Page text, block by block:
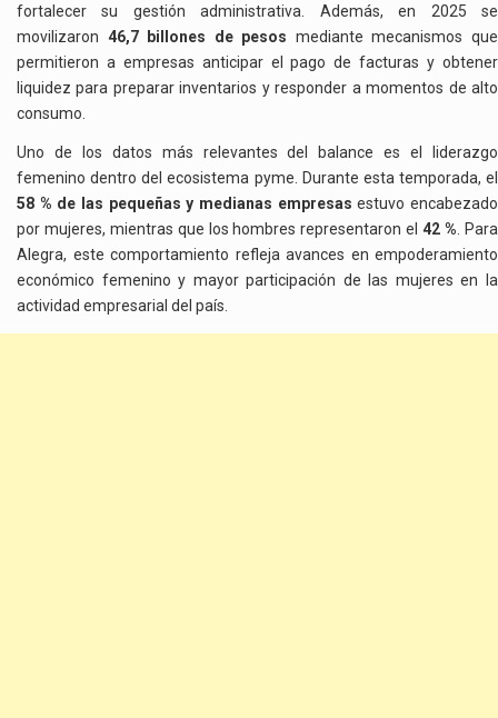
fortalecer su gestión administrativa. Además, en 2025 se
movilizaron 46,7 billones de pesos mediante mecanismos que
permitieron a empresas anticipar el pago de facturas y obtener
liquidez para preparar inventarios y responder a momentos de alto
consumo.
Uno de los datos más relevantes del balance es el liderazgo
femenino dentro del ecosistema pyme. Durante esta temporada, el
58 % de las pequeñas y medianas empresas estuvo encabezado
por mujeres, mientras que los hombres representaron el42 % . Para
Alegra, este comportamiento refleja avances en empoderamiento
económico femenino y mayor participación de las mujeres en la
actividad empresarial del país.